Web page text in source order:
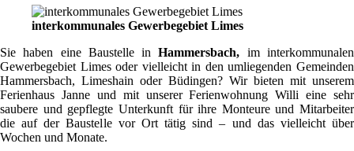
interkommunales Gewerbegebiet Limes
Sie haben eine Baustelle inHammersbach, im interkommunalen
Gewerbegebiet Limes oder vielleicht in den umliegenden Gemeinden
Hammersbach, Limeshain oder Büdingen? Wir bieten mit unserem
Ferienhaus Janne und mit unserer Ferienwohnung Willi eine sehr
saubere und gepflegte Unterkunft für ihre Monteure und Mitarbeiter
die auf der Baustelle vor Ort tätig sind – und das vielleicht über
Wochen und Monate.